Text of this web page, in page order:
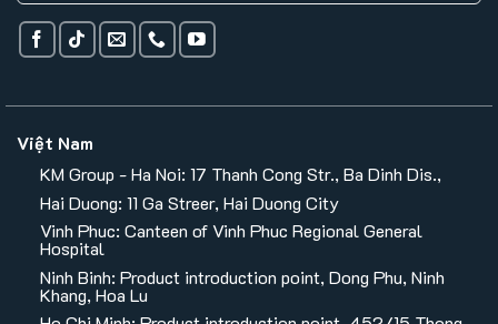
Việt Nam
KM Group - Ha Noi: 17 Thanh Cong Str., Ba Dinh Dis.,
Hai Duong: 11 Ga Streer, Hai Duong City
Vinh Phuc: Canteen of Vinh Phuc Regional General
Hospital
Ninh Binh: Product introduction point, Dong Phu, Ninh
Khang, Hoa Lu